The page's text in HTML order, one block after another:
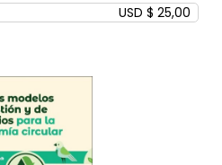
USD $ 25,00